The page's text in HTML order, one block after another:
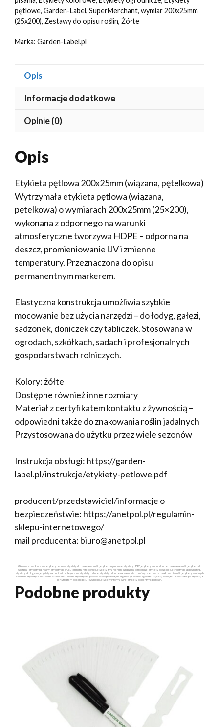
(25x200)
100szt
pętlowe, Garden-Label, SuperMerchant, wymiar 200x25mm
(25x200), Zestawy do opisu roślin, Żółte
Marka: Garden-Label.pl
Opis
Informacje dodatkowe
Opinie (0)
Opis
Etykieta pętlowa 200x25mm (wiązana, pętelkowa)
Wytrzymała etykieta pętlowa (wiązana,
pętelkowa) o wymiarach 200x25mm (25×200),
wykonana z odpornego na warunki
atmosferyczne tworzywa HDPE – odporna na
deszcz, promieniowanie UV i zmienne
temperatury. Przeznaczona do opisu
permanentnym markerem.
Elastyczna konstrukcja umożliwia szybkie
mocowanie bez użycia narzędzi – do łodyg, gałęzi,
sadzonek, doniczek czy tabliczek. Stosowana w
ogrodach, szkółkach, sadach i profesjonalnych
gospodarstwach rolniczych.
Kolory: żółte
Dostępne również inne rozmiary
Materiał z certyfikatem kontaktu z żywnością –
odpowiedni także do znakowania roślin jadalnych
Przystosowana do użytku przez wiele sezonów
Instrukcja obsługi: https://garden-
label.pl/instrukcje/etykiety-petlowe.pdf
producent/przedstawiciel/informacje o
bezpieczeństwie: https://anetpol.pl/regulamin-
sklepu-internetowego/
mail producenta: biuro@anetpol.pl
Główne słowa kluczowe: etykiety pętlowe, etykiety do oznaczania roślin, etykiety ogrodnicze, etykiety HDPE, etykiety wodoodporne, oznaczanie roślin, etykiety do
wiązania, etykiety na rośliny, etykiety do druku termotransferowego, etykiety z markerem, oznaczenia ogrodnicze, etykiety do szkółek, etykiety do sadownictwa,
etykiety ekologiczne, etykiety na doniczki, profesjonalne etykiety roślinne, etykiety odporne na warunki atmosferyczne, trwałe oznakowanie roślin, etykiety w różnych
kolorach, etykiety 200x25mm, pętelki 25x200mm, etykiety dla gospodarstw ogrodniczych, organizacja roślin w ogrodzie, etykiety do użytku zewnętrznego, etykiety z
certyfikatem do kontaktu z żywnością, etykiety informacyjne, etykiety do identyfikacji roślin.
Podobne produkty